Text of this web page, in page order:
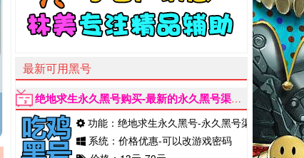
最新可用黑号
绝地求生永久黑号购买-最新的永久黑号渠道
2022-06-
功能：绝地求生永久黑号-永久黑号渠道
系统：价格优惠-可以改游戏密码